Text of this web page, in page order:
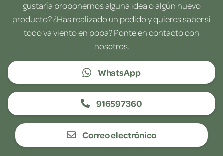
gustaría proponernos alguna idea o algún nuevo
producto? ¿Has realizado un pedido y quieres saber si
todo va viento en popa? Ponte en contacto con
nosotros.
WhatsApp
916597360
Correo electrónico